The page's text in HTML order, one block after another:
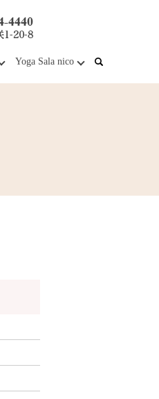
Yoga Sala nico search